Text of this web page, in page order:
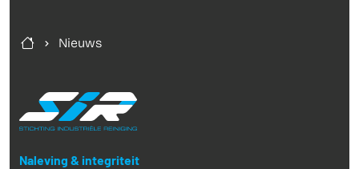
Nieuws
Naleving & integriteit